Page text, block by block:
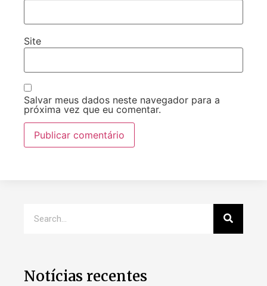
Site
Salvar meus dados neste navegador para a
próxima vez que eu comentar.
Notícias recentes